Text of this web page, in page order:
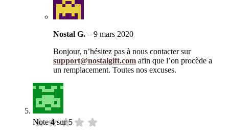
Nostal G. – 9 mars 2020
Bonjour, n’hésitez pas à nous contacter sur
support@nostalgift.com afin que l’on procède a
un remplacement. Toutes nos excuses.
Note4sur 5